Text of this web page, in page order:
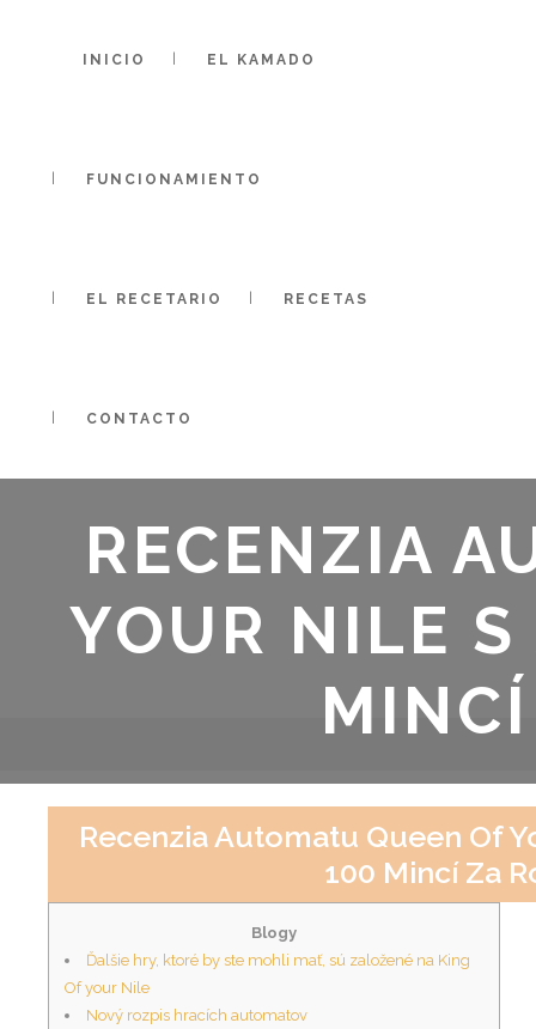
INICIO EL KAMADO
FUNCIONAMIENTO
EL RECETARIO RECETAS
CONTACTO
RECENZIA
YOUR NILE
Recenzia Automatu Queen Of
100 Mincí Za
Blogy
Ďalšie hry, ktoré by ste mohli mať, sú založené na King
Of your Nile
Nový rozpis hracích automatov